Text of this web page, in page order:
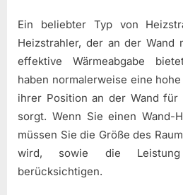
Ein beliebter Typ von
Heizstrahler, der an der Wand
effektive Wärmeabgabe
haben normalerweise eine
ihrer Position an der Wand für
sorgt. Wenn Sie einen Wand-
müssen Sie die Größe des
wird, sowie die Leistung
berücksichtigen.